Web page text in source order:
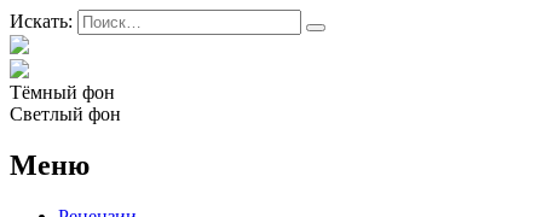
Искать:
Тёмный фон
Светлый фон
Меню